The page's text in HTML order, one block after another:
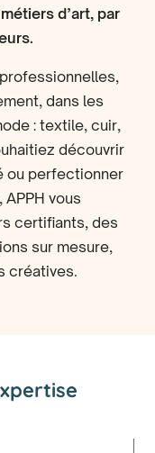
d’art, par
dans les
: textile, cuir,
découvrir
ou perfectionner
vous
certifiants, des
sur mesure,
créatives.